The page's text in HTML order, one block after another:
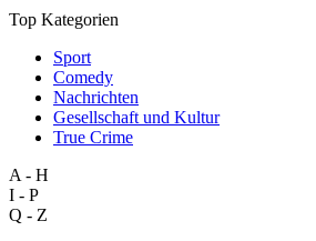
Top Kategorien
Sport
Comedy
Nachrichten
Gesellschaft und Kultur
True Crime
A - H
I - P
Q - Z